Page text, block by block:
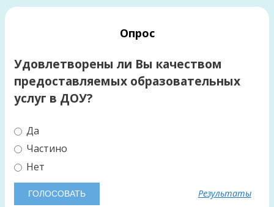
Опрос
Удовлетворены ли Вы качеством
предоставляемых образовательных
услуг в ДОУ?
Да
Частино
Нет
Результаты